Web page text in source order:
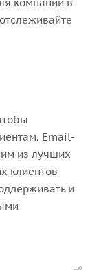
Email-
из лучших
клиентов
и